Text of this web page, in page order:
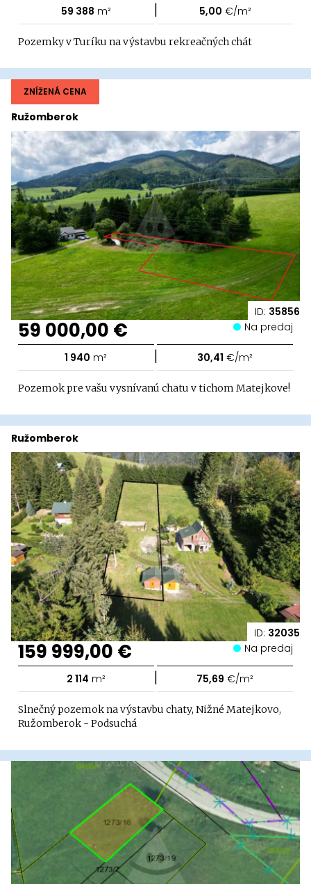
59 388 m² | 5,00 €/m²
Pozemky v Turíku na výstavbu rekreačných chát
ID: 35856
Ružomberok
ZNÍŽENÁ CENA
59 000,00 € Na predaj
1 940 m² | 30,41 €/m²
Pozemok pre vašu vysnívanú chatu v tichom Matejkove!
ID: 32035
Ružomberok
159 999,00 € Na predaj
2 114 m² | 75,69 €/m²
Slnečný pozemok na výstavbu chaty, Nižné Matejkovo,
Ružomberok - Podsuchá